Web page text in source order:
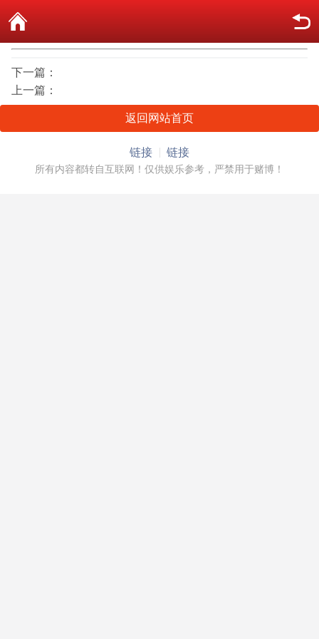
下一篇：
上一篇：
返回网站首页
链接 链接
所有内容都转自互联网！仅供娱乐参考，严禁用于赌博！